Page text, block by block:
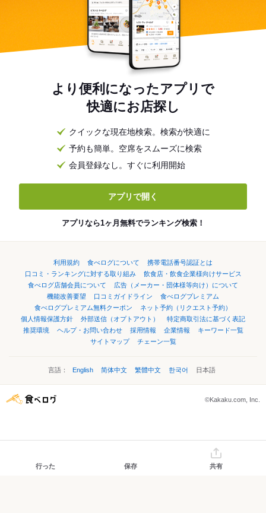
より便利になったアプリで
快適にお店探し
クイックな現在地検索。検索が快適に
予約も簡単。空席をスムーズに検索
会員登録なし。すぐに利用開始
アプリで開く
アプリなら1ヶ月無料でランキング検索！
利用規約 食べログについて
携帯電話番号認証とは
口コミ・ランキングに対する取り組み
飲食店・飲食企業様向けサービス
食べログ店舗会員について
広告（メーカー・団体様等向け）について
機能改善要望
口コミガイドライン
食べログプレミアム
食べログプレミアム無料クーポン
ネット予約（リクエスト予約）
個人情報保護方針
外部送信（オプトアウト）
特定商取引法に基づく表記
推奨環境
ヘルプ・お問い合わせ 採用情報 企業情報
キーワード一覧
サイトマップ
チェーン一覧
言語： English 简体中文 繁體中文 한국어 日本語
©Kakaku.com, Inc.
行った 保存 共有